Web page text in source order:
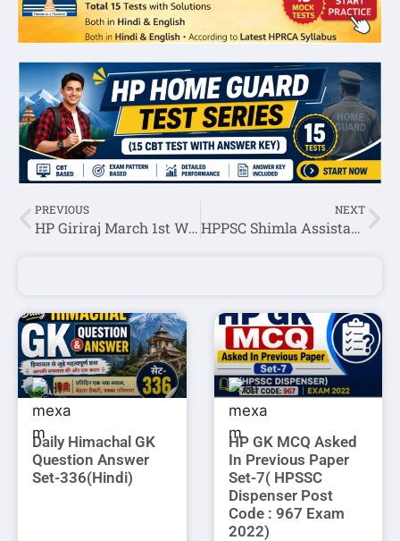
PREVIOUS
HP Giriraj March 1st Week Current Affairs Question 2022
NEXT
HPPSC Shimla Assistant Director of Factories Recruitment 2022
Daily Himachal GK
Question Answer
Set-336(Hindi)
HP GK MCQ Asked
In Previous Paper
Set-7( HPSSC
Dispenser Post
Code : 967 Exam
2022)